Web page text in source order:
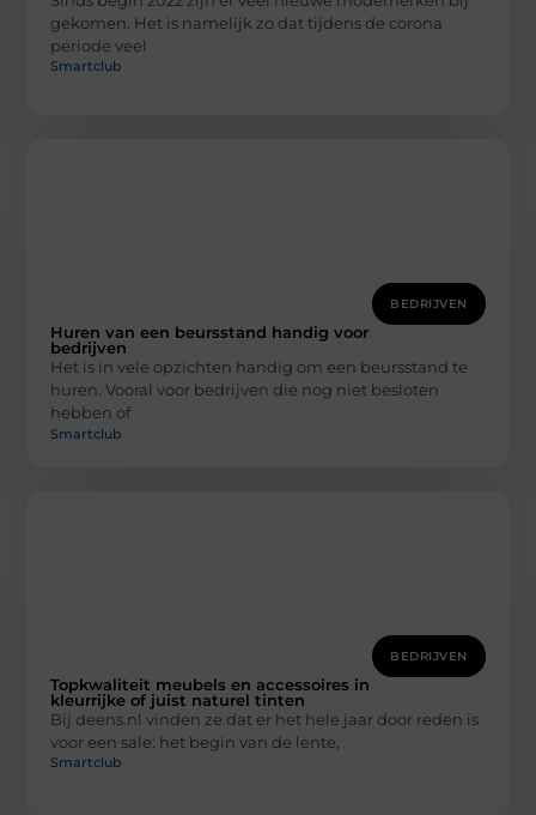
gekomen. Het is namelijk zo dat tijdens de corona
periode veel
Smartclub
BEDRIJVEN
Huren van een beursstand handig voor
bedrijven
Het is in vele opzichten handig om een beursstand te
huren. Vooral voor bedrijven die nog niet besloten
hebben of
Smartclub
BEDRIJVEN
Topkwaliteit meubels en accessoires in
kleurrijke of juist naturel tinten
Bij deens.nl vinden ze dat er het hele jaar door reden is
voor een sale: het begin van de lente,
Smartclub